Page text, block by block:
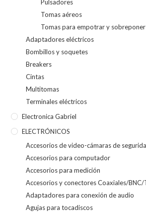
Pulsadores
Tomas aéreos
Tomas para empotrar y sobreponer
Adaptadores eléctricos
Bombillos y soquetes
Breakers
Cintas
Multitomas
Terminales eléctricos
Electronica Gabriel
ELECTRÓNICOS
Accesorios de video-cámaras de
Accesorios para computador
Accesorios para medición
Accesorios y conectores Coaxiales/BNC/
Adaptadores para conexión de audio
Agujas para tocadiscos